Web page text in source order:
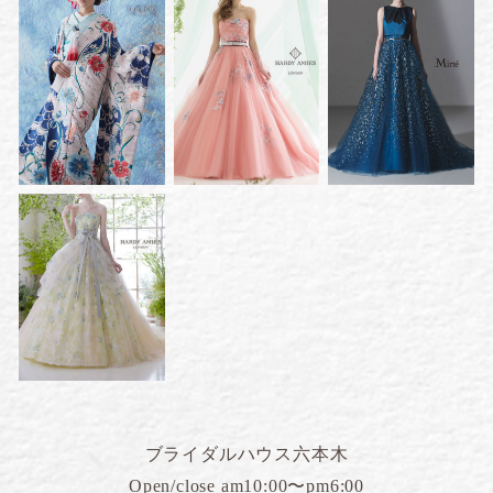
ブライダルハウス六本木
Open/close am10:00〜pm6:00